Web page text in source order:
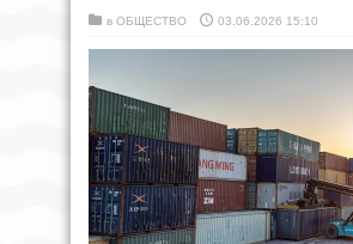
в ОБЩЕСТВО 03.06.2026 15:10